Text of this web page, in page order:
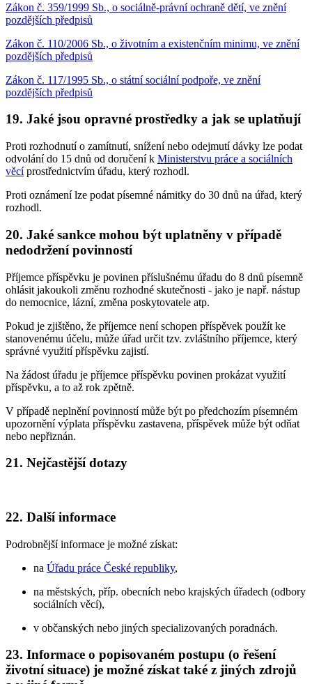
Zákon č. 359/1999 Sb., o sociálně-právní ochraně dětí, ve znění
pozdějších předpisů
Zákon č. 110/2006 Sb., o životním a existenčním minimu, ve znění
pozdějších předpisů
Zákon č. 117/1995 Sb., o státní sociální podpoře, ve znění
pozdějších předpisů
19. Jaké jsou opravné prostředky a jak se uplatňují
Proti rozhodnutí o zamítnutí, snížení nebo odejmutí dávky lze podat
odvolání do 15 dnů od doručení k Ministerstvu práce a sociálních
věcíprostřednictvím úřadu, který rozhodl.
Proti oznámení lze podat písemné námitky do 30 dnů na úřad, který
rozhodl.
20. Jaké sankce mohou být uplatněny v případě
nedodržení povinností
Příjemce příspěvku je povinen příslušnému úřadu do 8 dnů písemně
ohlásit jakoukoli změnu rozhodné skutečnosti - jako je např. nástup
do nemocnice, lázní, změna poskytovatele atp.
Pokud je zjištěno, že příjemce není schopen příspěvek použít ke
stanovenému účelu, může úřad určit tzv. zvláštního příjemce, který
správné využití příspěvku zajistí.
Na žádost úřadu je příjemce příspěvku povinen prokázat využití
příspěvku, a to až rok zpětně.
V případě neplnění povinností může být po předchozím písemném
upozornění výplata příspěvku zastavena, příspěvek může být odňat
nebo nepřiznán.
21. Nejčastější dotazy
22. Další informace
Podrobnější informace je možné získat:
na Úřadu práce České republiky,
na městských, příp. obecních nebo krajských úřadech (odbory
sociálních věcí),
v občanských nebo jiných specializovaných poradnách.
23. Informace o popisovaném postupu (o řešení
životní situace) je možné získat také z jiných zdrojů